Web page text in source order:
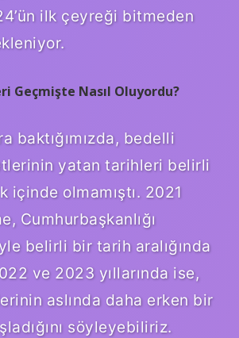
ilk çeyreği bitmeden
Geçmişte Nasıl Oluyordu?
baktığımızda, bedelli
yatan tarihleri belirli
içinde olmamıştı. 2021
Cumhurbaşkanlığı
belirli bir tarih aralığında
ve 2023 yıllarında ise,
aslında daha erken bir
söyleyebiliriz.